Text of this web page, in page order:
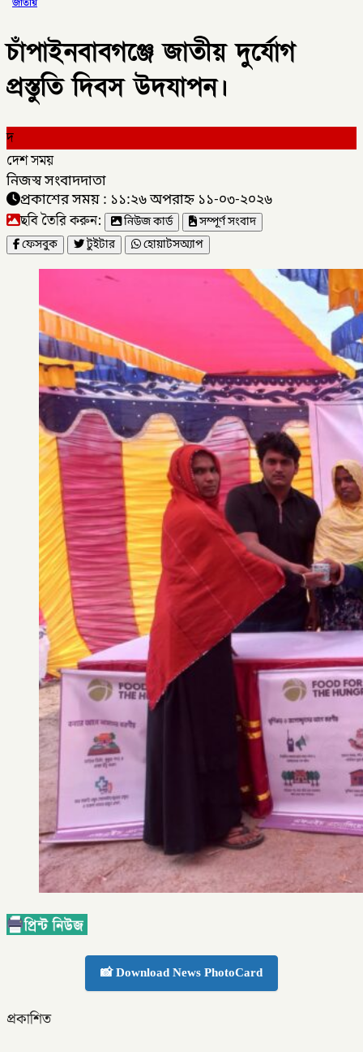
চাঁপাইনবাবগঞ্জে জাতীয় দুর্যোগ
প্রস্তুতি দিবস উদযাপন।
দ
দেশ সময়
নিজস্ব সংবাদদাতা
প্রকাশের সময় : ১১:২৬ অপরাহ্ন ১১-০৩-২০২৬
ছবি তৈরি করুন: নিউজ কার্ড
সম্পূর্ণ সংবাদ
ফেসবুক
টুইটার হোয়াটসঅ্যাপ
📸 Download News PhotoCard
প্রকাশিত